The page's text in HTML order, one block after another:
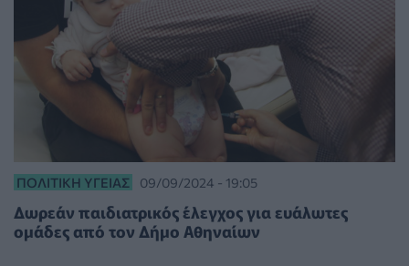
ΠΟΛΙΤΙΚΉ ΥΓΕΊΑΣ 09/09/2024 - 19:05
Δωρεάν παιδιατρικός έλεγχος για ευάλωτες
ομάδες από τον Δήμο Αθηναίων